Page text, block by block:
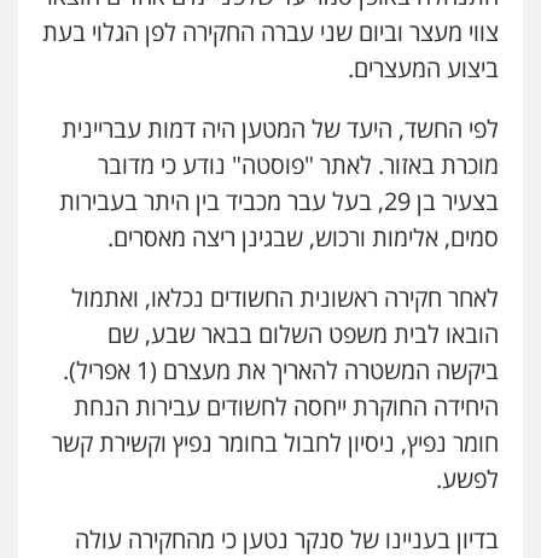
עו"ד זוהר ארבל
פלילי פשיעה חמורה מעצרים וחקירות
קטינים
0538788878
צווי מעצר וביום שני עברה החקירה לפן הגלוי בעת
ביצוע המעצרים.
לפי החשד, היעד של המטען היה דמות עבריינית
מוכרת באזור. לאתר "פוסטה" נודע כי מדובר
בצעיר בן 29, בעל עבר מכביד בין היתר בעבירות
סמים, אלימות ורכוש, שבגינן ריצה מאסרים.
לאחר חקירה ראשונית החשודים נכלאו, ואתמול
הובאו לבית משפט השלום בבאר שבע, שם
ביקשה המשטרה להאריך את מעצרם (1 אפריל).
היחידה החוקרת ייחסה לחשודים עבירות הנחת
חומר נפיץ, ניסיון לחבול בחומר נפיץ וקשירת קשר
לפשע.
בדיון בעניינו של סנקר נטען כי מהחקירה עולה
0507120031